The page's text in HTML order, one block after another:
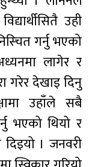
उही
गर्नु भएको
लागेर र
गरेर देखाइ दिनु
उहाँले सबै
भएको थियो र
दिइयो । जनवरी